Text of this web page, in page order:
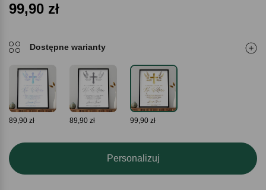
99,90 zł
Dostępne warianty
89,90 zł 89,90 zł 99,90 zł
Personalizuj